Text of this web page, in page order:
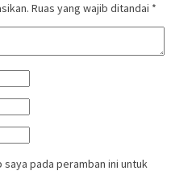
Ruas yang wajib ditandai *
pada peramban ini untuk